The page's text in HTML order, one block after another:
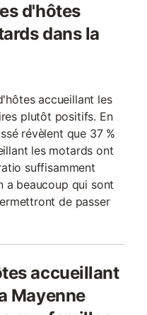
d'hôtes
dans la
accueillant les
plutôt positifs. En
révèlent que 37 %
les motards ont
suffisamment
a beaucoup qui sont
de passer
accueillant
Mayenne